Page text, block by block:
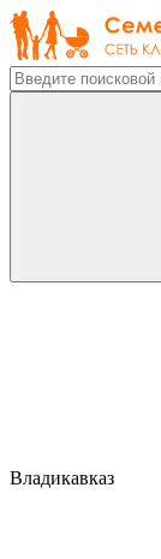
Владикавказ